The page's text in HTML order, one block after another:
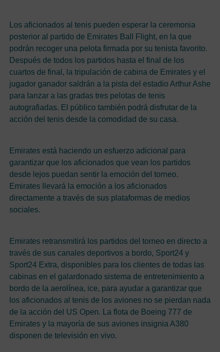
Los aficionados al tenis pueden esperar la ceremonia
posterior al partido de Emirates Ball Flight, en la que
podrán recoger una pelota firmada por su tenista favorito.
Después de todos los partidos hasta el final de los
cuartos de final, la tripulación de cabina de Emirates y el
jugador ganador saldrán a la pista del estadio Arthur Ashe
para lanzar a las gradas tres pelotas de tenis
autografiadas. El público también podrá disfrutar de la
acción del tenis desde la comodidad de su casa.
Emirates está haciendo un esfuerzo adicional para
garantizar que los aficionados que vean los partidos
desde lejos puedan sentir la emoción del torneo.
Emirates llevará la emoción a los aficionados
directamente a través de sus plataformas de medios
sociales.
Emirates retransmitirá los partidos del torneo en directo a
través de sus canales deportivos a bordo, Sport24 y
Sport24 Extra, disponibles para los clientes de todas las
cabinas en el galardonado sistema de entretenimiento a
bordo de la aerolínea, ice, para ayudar a garantizar que
los aficionados al tenis de los aviones no se pierdan nada
de la acción del US Open. La flota de Boeing 777 de
Emirates y la mayoría de sus aviones insignia A380
disponen de televisión en vivo.